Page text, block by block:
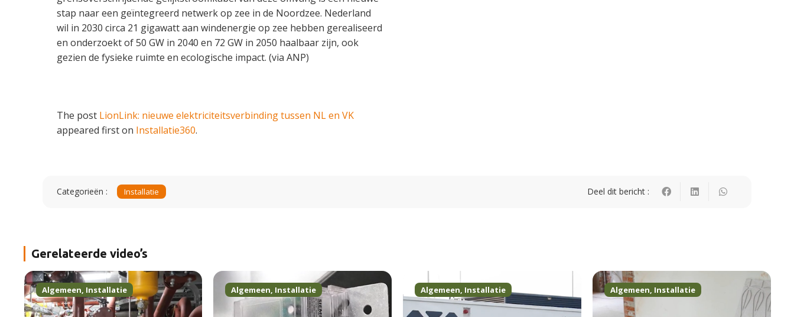
stap naar een geïntegreerd netwerk op zee in de Noordzee. Nederland
wil in 2030 circa 21 gigawatt aan windenergie op zee hebben gerealiseerd
en onderzoekt of 50 GW in 2040 en 72 GW in 2050 haalbaar zijn, ook
gezien de fysieke ruimte en ecologische impact. (via ANP)
The post LionLink: nieuwe elektriciteitsverbinding tussen NL en VK
appeared first on Installatie360.
Categorieën : Installatie Deel dit bericht :
Gerelateerde video’s
Algemeen, Installatie Algemeen, Installatie Algemeen, Installatie Algemeen, Installatie